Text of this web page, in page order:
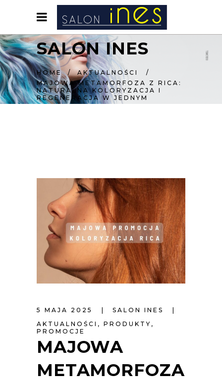
SALON INES
HOME/AKTUALNOŚCI
/
MAJOWA METAMORFOZA Z RICA:
NATURALNA KOLORYZACJA I
REGENERACJA W JEDNYM
5 MAJA 2025
SALON INES
AKTUALNOŚCI , PRODUKTY ,
PROMOCJE
MAJOWA
METAMORFOZA